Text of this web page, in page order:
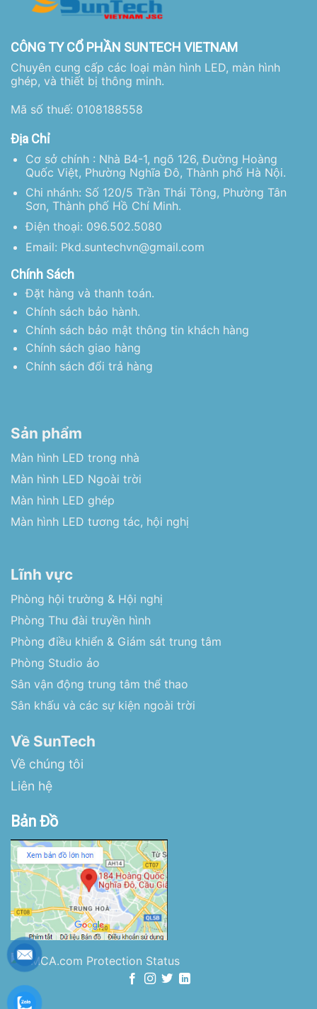
CÔNG TY CỔ PHẦN SUNTECH VIETNAM
Chuyên cung cấp các loại màn hình LED, màn hình
ghép, và thiết bị thông minh.
Mã số thuế: 0108188558
Địa Chỉ
Cơ sở chính : Nhà B4-1, ngõ 126, Đường Hoàng
Quốc Việt, Phường Nghĩa Đô, Thành phố Hà Nội.
Chi nhánh: Số 120/5 Trần Thái Tông, Phường Tân
Sơn, Thành phố Hồ Chí Minh.
Điện thoại: 096.502.5080
Email: Pkd.suntechvn@gmail.com
Chính Sách
Đặt hàng và thanh toán.
Chính sách bảo hành.
Chính sách bảo mật thông tin khách hàng
Chính sách giao hàng
Chính sách đổi trả hàng
Sản phẩm
Màn hình LED trong nhà
Màn hình LED Ngoài trời
Màn hình LED ghép
Màn hình LED tương tác, hội nghị
Lĩnh vực
Phòng hội trường & Hội nghị
Phòng Thu đài truyền hình
Phòng điều khiển & Giám sát trung tâm
Phòng Studio ảo
Sân vận động trung tâm thể thao
Sân khấu và các sự kiện ngoài trời
Về SunTech
Về chúng tôi
Liên hệ
Bản Đồ